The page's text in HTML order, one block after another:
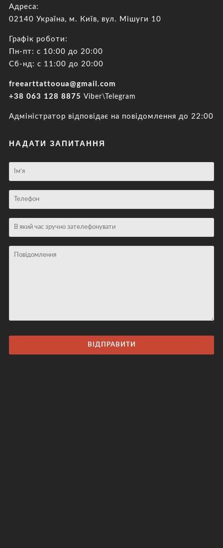
Адреса:
02140 Україна, м. Київ, вул. Мішуги 10
Графік роботи:
Пн-пт: с 10:00 до 20:00
Сб-нд: с 11:00 до 20:00
freearttattooua@gmail.com
+38 063 128 8875 Viber\Telegram
Адміністратор відповідає на повідомлення до 22:00
НАДАТИ ЗАПИТАННЯ